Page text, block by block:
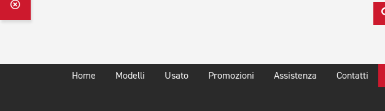
Home Modelli Usato Promozioni Assistenza Contatti